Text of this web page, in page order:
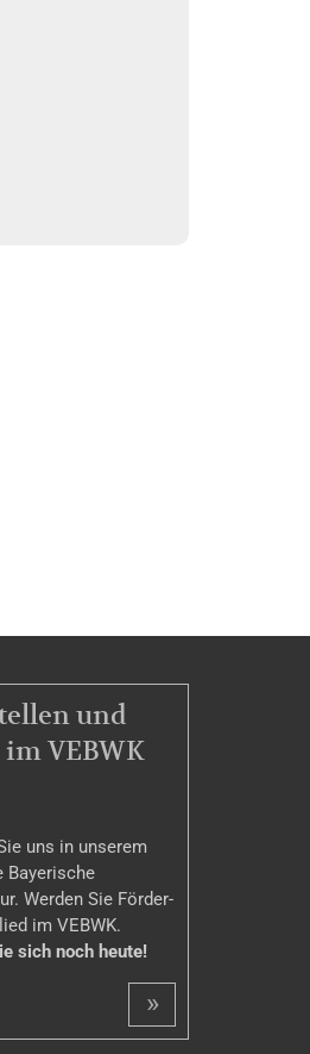
und
VEBWK
uns in unserem
Bayerische
Werden Sie Förder-
im VEBWK.
sich noch heute!
»